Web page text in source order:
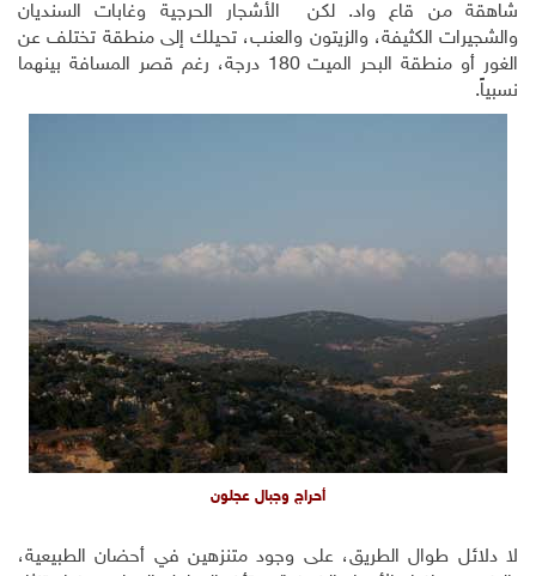
شاهقة من قاع واد. لكن الأشجار الحرجية وغابات السنديان
والشجيرات الكثيفة، والزيتون والعنب، تحيلك إلى منطقة تختلف عن
الغور أو منطقة البحر الميت 180 درجة، رغم قصر المسافة بينهما
نسبياً.
أحراج وجبال عجلون
لا دلائل طوال الطريق، على وجود متنزهين في أحضان الطبيعية،